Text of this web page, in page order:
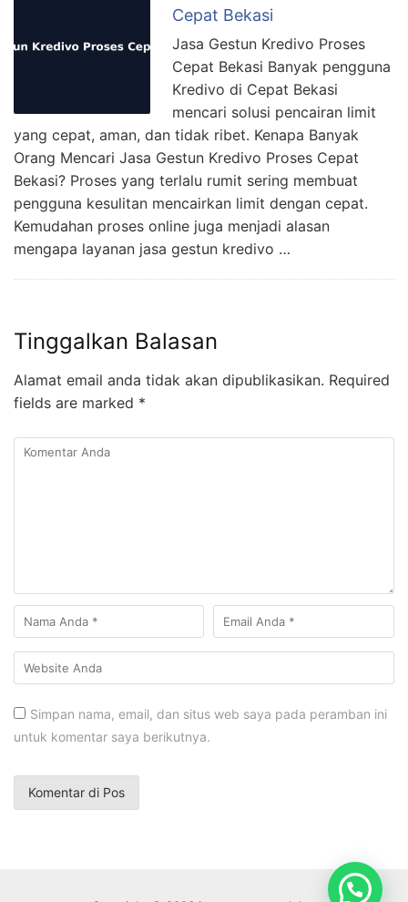
Cepat Bekasi
Jasa Gestun Kredivo Proses
Cepat Bekasi Banyak pengguna
Kredivo di Cepat Bekasi
mencari solusi pencairan limit
yang cepat, aman, dan tidak ribet. Kenapa Banyak
Orang Mencari Jasa Gestun Kredivo Proses Cepat
Bekasi? Proses yang terlalu rumit sering membuat
pengguna kesulitan mencairkan limit dengan cepat.
Kemudahan proses online juga menjadi alasan
mengapa layanan jasa gestun kredivo …
Tinggalkan Balasan
Alamat email anda tidak akan dipublikasikan. Required
fields are marked *
Simpan nama, email, dan situs web saya pada peramban ini
untuk komentar saya berikutnya.